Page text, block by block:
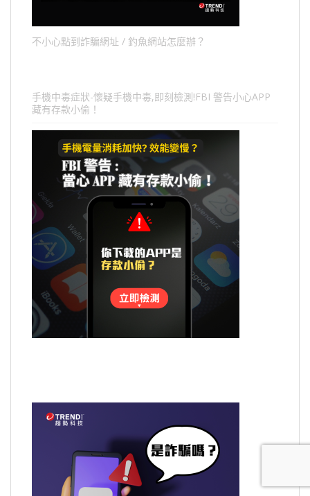
不小心點到詐騙網址 / 釣魚網站怎麼辦？
手機中毒症狀-懷疑手機中毒,即刻檢測!FBI 警告小心APP
藏有存款小偷！